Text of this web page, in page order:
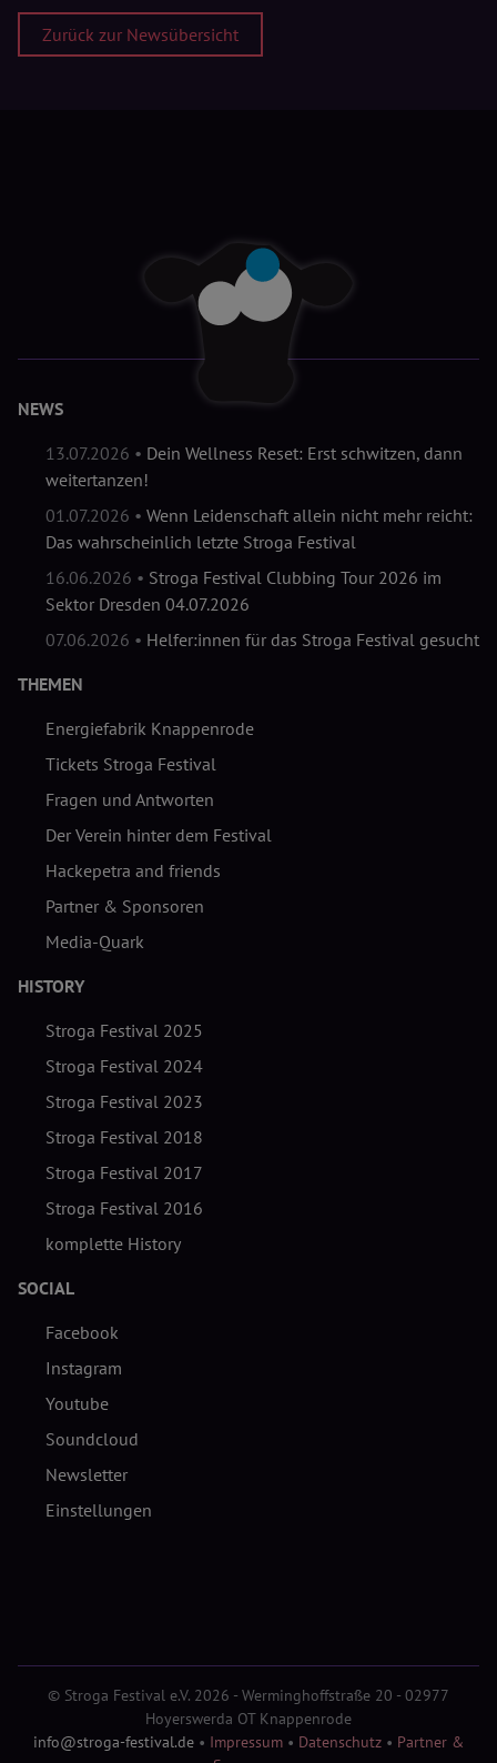
Zurück zur Newsübersicht
NEWS
13.07.2026 • Dein Wellness Reset: Erst schwitzen, dann
weitertanzen!
01.07.2026 • Wenn Leidenschaft allein nicht mehr reicht:
Das wahrscheinlich letzte Stroga Festival
16.06.2026 • Stroga Festival Clubbing Tour 2026 im
Sektor Dresden 04.07.2026
07.06.2026 • Helfer:innen für das Stroga Festival gesucht
THEMEN
Energiefabrik Knappenrode
Tickets Stroga Festival
Fragen und Antworten
Der Verein hinter dem Festival
Hackepetra and friends
Partner & Sponsoren
Media-Quark
HISTORY
Stroga Festival 2025
Stroga Festival 2024
Stroga Festival 2023
Stroga Festival 2018
Stroga Festival 2017
Stroga Festival 2016
komplette History
SOCIAL
Facebook
Instagram
Youtube
Soundcloud
Newsletter
Einstellungen
© Stroga Festival e.V. 2026 - Werminghoffstraße 20 - 02977
Hoyerswerda OT Knappenrode
info@stroga-festival.de • Impressum • Datenschutz • Partner &